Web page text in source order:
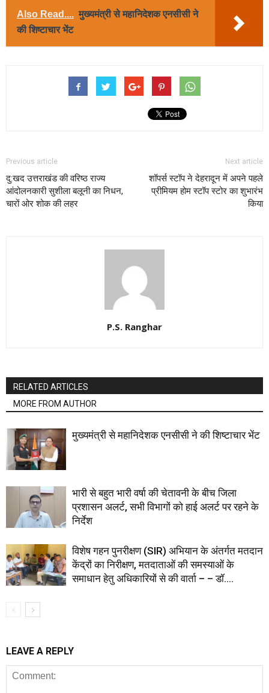
Also Read.... मुख्यमंत्री से महानिदेशक एनसीसी ने
की शिष्टाचार भेंट
Previous article
दु:खद उत्तराखंड की वरिष्ठ राज्य
आंदोलनकारी सुशीला बलूनी का निधन,
चारों ओर शोक की लहर
Next article
शॉपर्स स्टॉप ने देहरादून में अपने पहले
प्रीमियम होम स्टॉप स्टोर का शुभारंभ
किया
P.S. Ranghar
RELATED ARTICLES
MORE FROM AUTHOR
मुख्यमंत्री से महानिदेशक एनसीसी ने की शिष्टाचार भेंट
भारी से बहुत भारी वर्षा की चेतावनी के बीच जिला
प्रशासन अलर्ट, सभी विभागों को हाई अलर्ट पर रहने के
निर्देश
विशेष गहन पुनरीक्षण (SIR) अभियान के अंतर्गत मतदान
केंद्रों का निरीक्षण, मतदाताओं की समस्याओं के
समाधान हेतु अधिकारियों से की वार्ता – – डॉ....
LEAVE A REPLY